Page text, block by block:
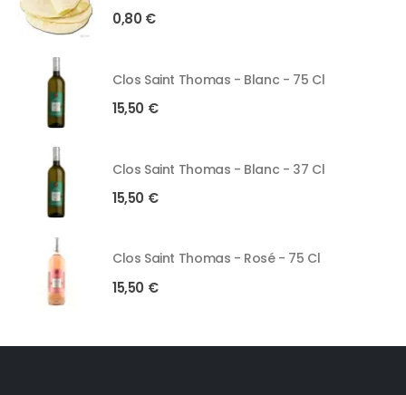
0,80 €
Clos Saint Thomas - Blanc - 75 Cl
15,50 €
Clos Saint Thomas - Blanc - 37 Cl
15,50 €
Clos Saint Thomas - Rosé - 75 Cl
15,50 €